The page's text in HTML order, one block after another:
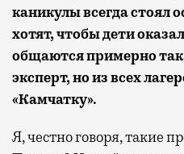
каникулы всегда стоял
хотят, чтобы дети
общаются примерно
эксперт, но из всех
«Камчатку».
Я, честно говоря, такие